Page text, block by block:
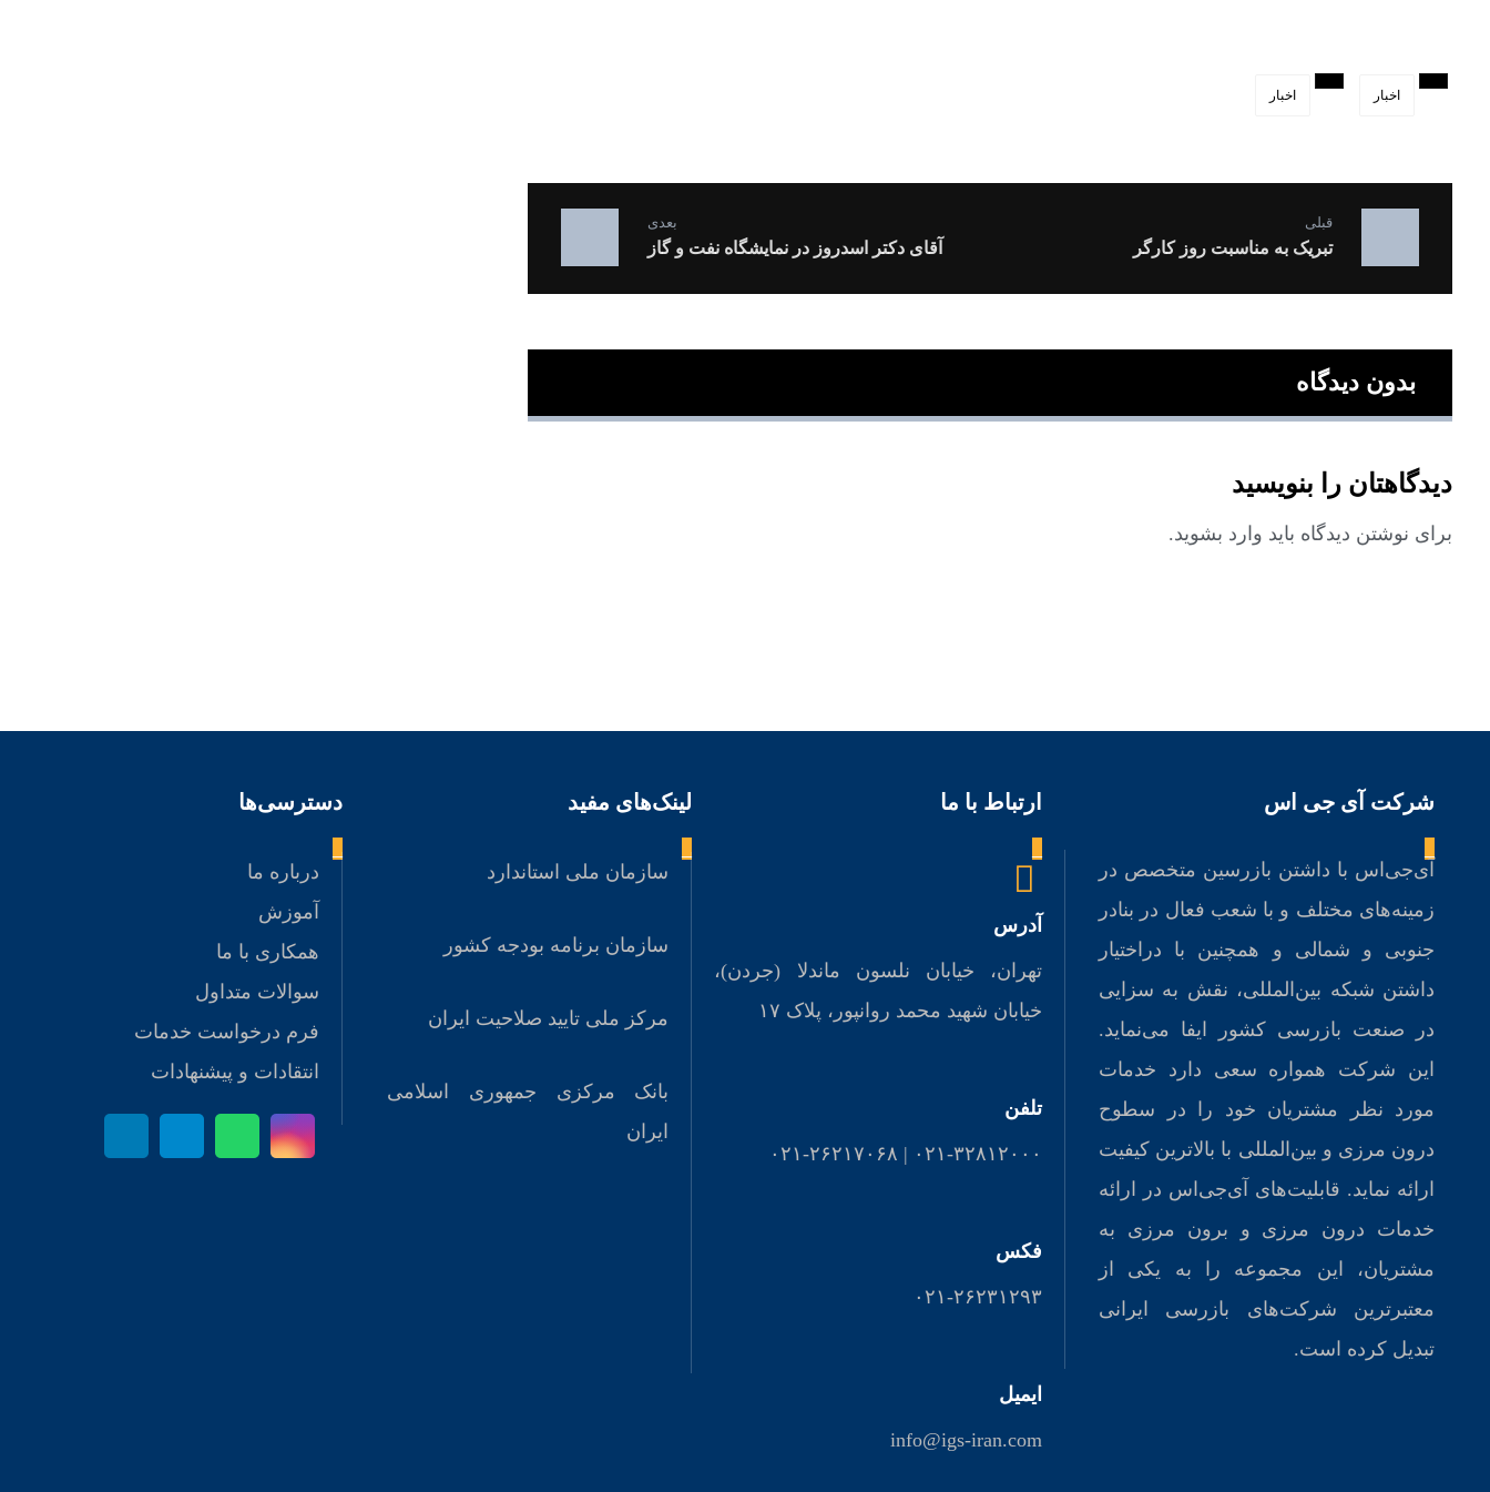
اخبار اخبار
قبلی
تبریک به مناسبت روز کارگر
بعدی
آقای دکتر اسدروز در نمایشگاه نفت و گاز
بدون دیدگاه
دیدگاهتان را بنویسید
برای نوشتن دیدگاه باید وارد بشوید.
شركت آی جی اس
آی‌جی‌اس با داشتن بازرسین متخصص در
زمینه‌های مختلف و با شعب فعال در بنادر
جنوبی و شمالی و همچنين با دراختيار
داشتن شبکه بین‌المللی، نقش به سزايی
در صنعت بازرسی كشور ايفا می‌نماید.
این شرکت همواره سعی دارد خدمات
مورد نظر مشتريان خود را در سطوح
درون ‌مرزی و بين‌المللی با بالاترين كيفيت
ارائه نمايد. قابلیت‌های آی‌جی‌اس در ارائه
خدمات درون مرزی و برون مرزی به
مشتريان، اين مجموعه را به يكی از
معتبرترين شرکت‌های بازرسی ايرانی
تبديل كرده است.
ارتباط با ما
آدرس
تهران، خیابان نلسون ماندلا (جردن)،
خیابان شهید محمد روانپور، پلاک ۱۷
تلفن
۰۲۱-۳۲۸۱۲۰۰۰ | ۰۲۱-۲۶۲۱۷۰۶۸
فکس
۰۲۱-۲۶۲۳۱۲۹۳
ایمیل
info@igs-iran.com
لینک‌های مفید
_
سازمان ملی استاندارد
سازمان برنامه بودجه کشور
مرکز ملی تایید صلاحیت ایران
بانک مرکزی جمهوری اسلامی
ایران
دسترسی‌ها
_
درباره ما
آموزش
همکاری با ما
سوالات متداول
فرم درخواست خدمات
انتقادات و پیشنهادات